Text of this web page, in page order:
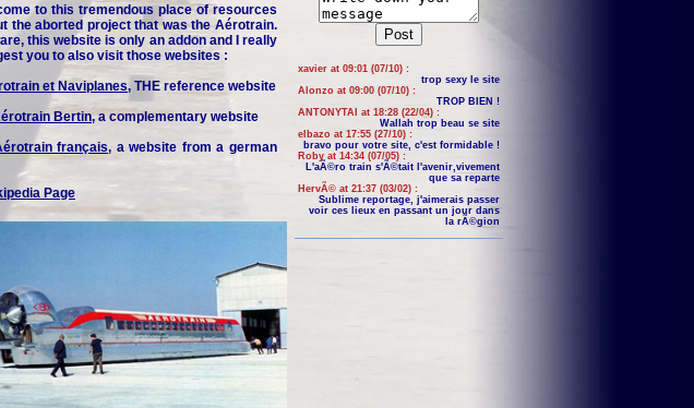
to this tremendous place of resources
the aborted project that was the Aérotrain.
this website is only an addon and I really
you to also visit those websites :
et Naviplanes, THE reference website
Bertin, a complementary website
français, a website from a german
Page
xavier at 09:01 (07/10) :
trop sexy le site
Alonzo at 09:00 (07/10) :
TROP BIEN !
ANTONYTAI at 18:28 (22/04) :
Wallah trop beau se site
elbazo at 17:55 (27/10) :
bravo pour votre site, c'est formidable !
Roby at 14:34 (07/05) :
L'aÃ©ro train s'Ã©tait l'avenir,vivement
que sa reparte
HervÃ© at 21:37 (03/02) :
Sublime reportage, j'aimerais passer
voir ces lieux en passant un jour dans
la rÃ©gion